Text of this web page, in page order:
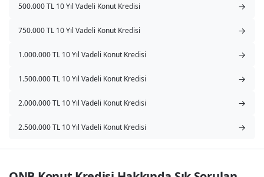
500.000 TL 10 Yıl Vadeli Konut Kredisi →
750.000 TL 10 Yıl Vadeli Konut Kredisi →
1.000.000 TL 10 Yıl Vadeli Konut Kredisi →
1.500.000 TL 10 Yıl Vadeli Konut Kredisi →
2.000.000 TL 10 Yıl Vadeli Konut Kredisi →
2.500.000 TL 10 Yıl Vadeli Konut Kredisi →